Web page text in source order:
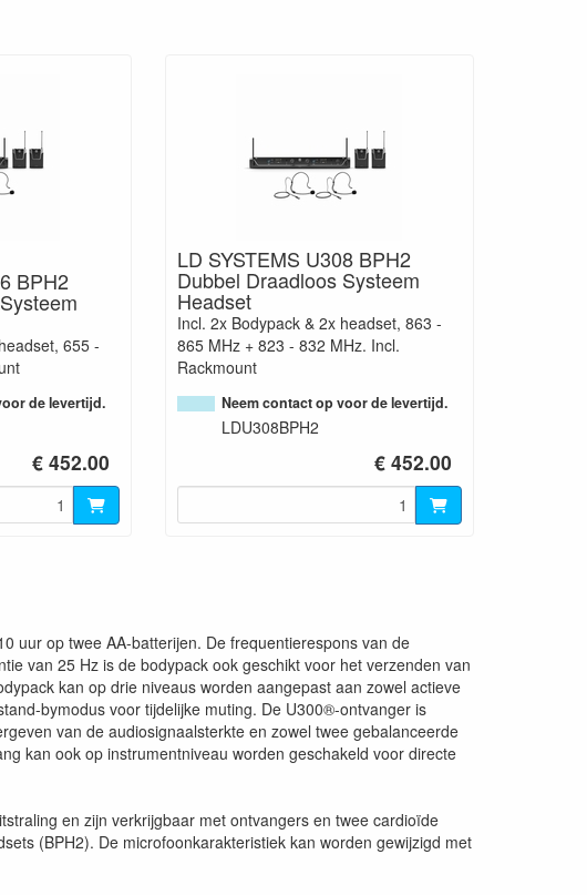
BPH2
655 -
de levertijd.
€ 452.00
LD SYSTEMS U308 BPH2
Dubbel Draadloos Systeem
Headset
Incl. 2x Bodypack & 2x headset, 863 -
865 MHz + 823 - 832 MHz. Incl.
Rackmount
Neem contact op voor de levertijd.
LDU308BPH2
€ 452.00
uur op twee AA-batterijen. De frequentierespons van de
van 25 Hz is de bodypack ook geschikt voor het verzenden van
kan op drie niveaus worden aangepast aan zowel actieve
bymodus voor tijdelijke muting. De U300®-ontvanger is
van de audiosignaalsterkte en zowel twee gebalanceerde
kan ook op instrumentniveau worden geschakeld voor directe
en zijn verkrijgbaar met ontvangers en twee cardioïde
(BPH2). De microfoonkarakteristiek kan worden gewijzigd met